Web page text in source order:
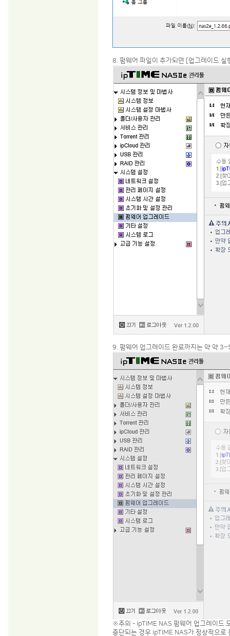
8. 펌웨어 파일이 추가되면 [업그레이드 실
9. 펌웨어 업그레이드 완료까지는 약 약
※주의 - ipTIME NAS 펌웨어 업그레이드
중단되는 경우 ipTIME NAS가 정상적으로